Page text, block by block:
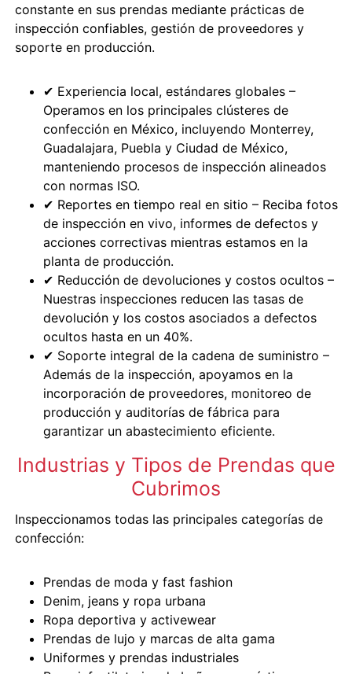
constante en sus prendas mediante prácticas de
inspección confiables, gestión de proveedores y
soporte en producción.
✔ Experiencia local, estándares globales –
Operamos en los principales clústeres de
confección en México, incluyendo Monterrey,
Guadalajara, Puebla y Ciudad de México,
manteniendo procesos de inspección alineados
con normas ISO.
✔ Reportes en tiempo real en sitio – Reciba fotos
de inspección en vivo, informes de defectos y
acciones correctivas mientras estamos en la
planta de producción.
✔ Reducción de devoluciones y costos ocultos –
Nuestras inspecciones reducen las tasas de
devolución y los costos asociados a defectos
ocultos hasta en un 40%.
✔ Soporte integral de la cadena de suministro –
Además de la inspección, apoyamos en la
incorporación de proveedores, monitoreo de
producción y auditorías de fábrica para
garantizar un abastecimiento eficiente.
Industrias y Tipos de Prendas que
Cubrimos
Inspeccionamos todas las principales categorías de
confección:
Prendas de moda y fast fashion
Denim, jeans y ropa urbana
Ropa deportiva y activewear
Prendas de lujo y marcas de alta gama
Uniformes y prendas industriales